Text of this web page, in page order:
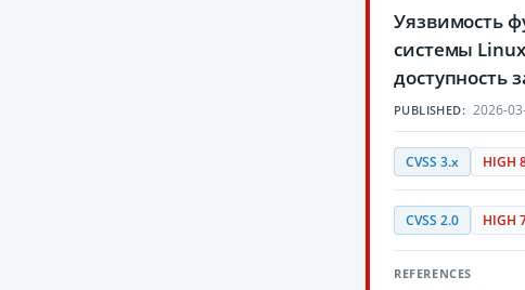
Уязвимость
системы
PUBLISHED: 2026-
CVSS 3.x HIGH
CVSS 2.0 HIGH
REFERENCES